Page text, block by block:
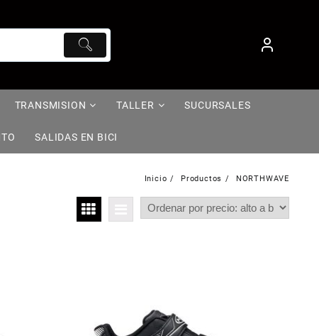
TRANSMISION TALLER SUCURSALES
SALIDAS EN BICI
Inicio Productos NORTHWAVE